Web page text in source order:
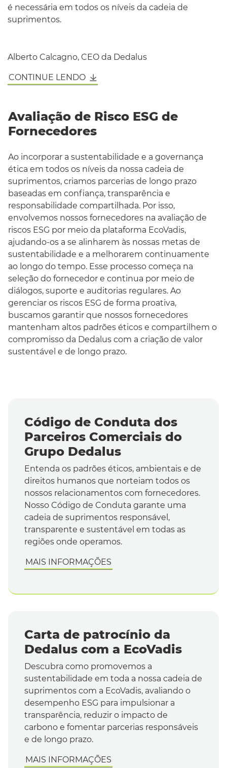
é necessária em todos os níveis da cadeia de
suprimentos.
Alberto Calcagno, CEO da Dedalus
CONTINUE LENDO
Avaliação de Risco ESG de
Fornecedores
Ao incorporar a sustentabilidade e a governança
ética em todos os níveis da nossa cadeia de
suprimentos, criamos parcerias de longo prazo
baseadas em confiança, transparência e
responsabilidade compartilhada. Por isso,
envolvemos nossos fornecedores na avaliação de
riscos ESG por meio da plataforma EcoVadis,
ajudando-os a se alinharem às nossas metas de
sustentabilidade e a melhorarem continuamente
ao longo do tempo. Esse processo começa na
seleção do fornecedor e continua por meio de
diálogos, suporte e auditorias regulares. Ao
gerenciar os riscos ESG de forma proativa,
buscamos garantir que nossos fornecedores
mantenham altos padrões éticos e compartilhem o
compromisso da Dedalus com a criação de valor
sustentável e de longo prazo.
Código de Conduta dos
Parceiros Comerciais do
Grupo Dedalus
Entenda os padrões éticos, ambientais e de
direitos humanos que norteiam todos os
nossos relacionamentos com fornecedores.
Nosso Código de Conduta garante uma
cadeia de suprimentos responsável,
transparente e sustentável em todas as
regiões onde operamos.
MAIS INFORMAÇÕES
Carta de patrocínio da
Dedalus com a EcoVadis
Descubra como promovemos a
sustentabilidade em toda a nossa cadeia de
suprimentos com a EcoVadis, avaliando o
desempenho ESG para impulsionar a
transparência, reduzir o impacto de
carbono e fomentar parcerias responsáveis
e de longo prazo.
MAIS INFORMAÇÕES